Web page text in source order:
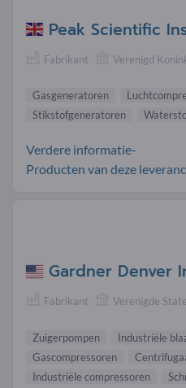
Peak Scientific
Fabrikant Verenigd
Gasgeneratoren
Stikstofgeneratoren
Verdere informatie-
Producten van deze
Gardner Denver
Fabrikant Verenigde
Zuigerpompen
Industriële
Gascompressoren
Industriële compressoren